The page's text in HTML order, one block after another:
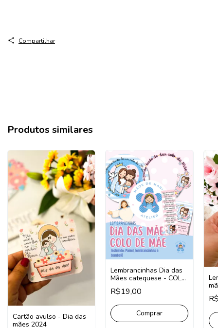
Compartilhar
Produtos similares
Cartão avulso - Dia das
mães 2024
Lembrancinhas Dia das
Mães catequese - COLO
DE MÃE
R$19,00